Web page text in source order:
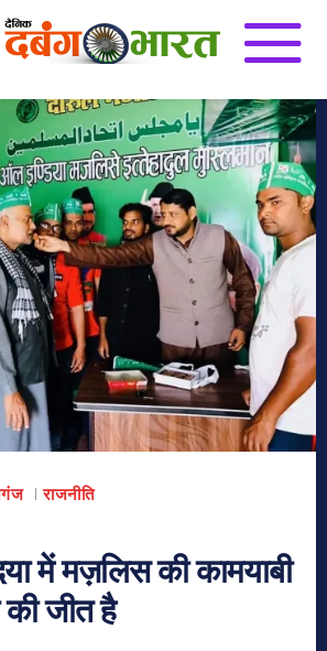
राजनीति
में मज़लिस की कामयाबी
की जीत है